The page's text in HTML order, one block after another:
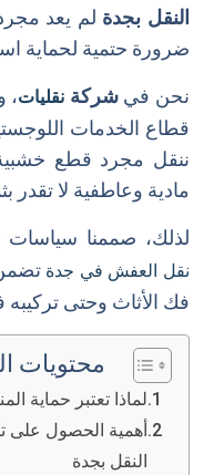
النقل بجدة لم يعد
ضرورة حتمية لحماية
نحن فيشركة نقليات
قطاع الخدمات
ننقل مجرد قطع
مادية وعاطفية لا تقدر
لذلك، صممنا سياسات
نقل العفش في جدة
فك الأثاث وحتى
محتويات
لماذا تعتبر حماية
أهمية الحصول على
النقل بجدة